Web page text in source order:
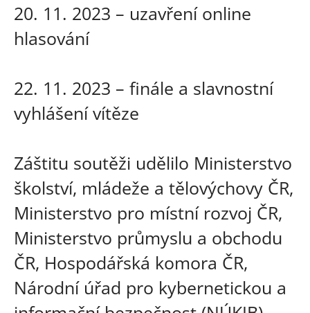
20. 11. 2023 – uzavření online
hlasování
22. 11. 2023 – finále a slavnostní
vyhlášení vítěze
Záštitu soutěži udělilo Ministerstvo
školství, mládeže a tělovýchovy ČR,
Ministerstvo pro místní rozvoj ČR,
Ministerstvo průmyslu a obchodu
ČR, Hospodářská komora ČR,
Národní úřad pro kybernetickou a